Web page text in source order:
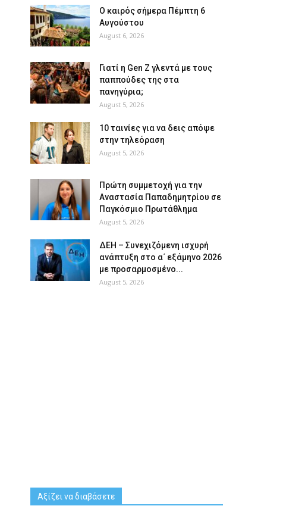
Ο καιρός σήμερα Πέμπτη 6
Αυγούστου
August 6, 2026
Γιατί η Gen Z γλεντά με τους
παππούδες της στα
πανηγύρια;
August 5, 2026
10 ταινίες για να δεις απόψε
στην τηλεόραση
August 5, 2026
Πρώτη συμμετοχή για την
Αναστασία Παπαδημητρίου σε
Παγκόσμιο Πρωτάθλημα
August 5, 2026
ΔΕΗ – Συνεχιζόμενη ισχυρή
ανάπτυξη στο α΄ εξάμηνο 2026
με προσαρμοσμένο...
August 5, 2026
Αξίζει να διαβάσετε